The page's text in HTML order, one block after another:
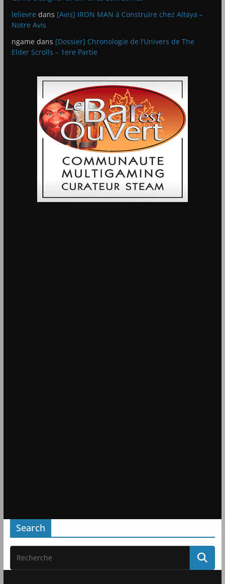
lelievre dans [Avis] IRON MAN à Construire chez Altaya –
Notre Avis
ngame dans [Dossier] Chronologie de l’Univers de The
Elder Scrolls – 1ere Partie
Search